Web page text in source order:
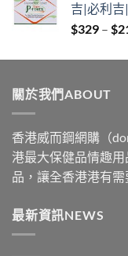
吉|必利
$329 – $
關於我們ABOUT
香港威而鋼網購（
港最大保健品情趣
品，讓全香港港有
最新資訊NEWS